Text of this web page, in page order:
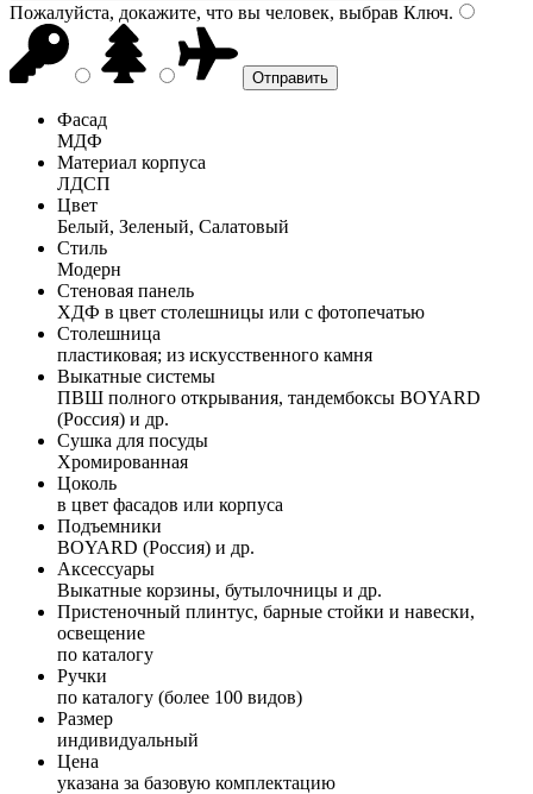
Пожалуйста, докажите, что вы человек, выбрав Ключ.
Фасад
МДФ
Материал корпуса
ЛДСП
Цвет
Белый, Зеленый, Салатовый
Стиль
Модерн
Стеновая панель
ХДФ в цвет столешницы или с фотопечатью
Столешница
пластиковая; из искусственного камня
Выкатные системы
ПВШ полного открывания, тандембоксы BOYARD
(Россия) и др.
Сушка для посуды
Хромированная
Цоколь
в цвет фасадов или корпуса
Подъемники
BOYARD (Россия) и др.
Аксессуары
Выкатные корзины, бутылочницы и др.
Пристеночный плинтус, барные стойки и навески,
освещение
по каталогу
Ручки
по каталогу (более 100 видов)
Размер
индивидуальный
Цена
указана за базовую комплектацию